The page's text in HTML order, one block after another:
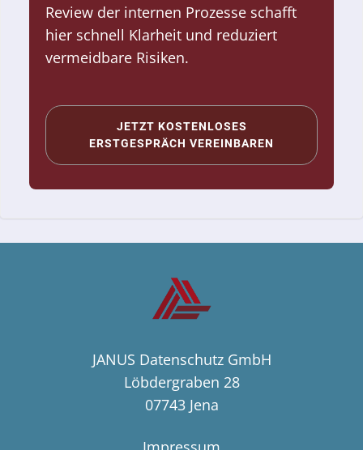
Review der internen Prozesse schafft
hier schnell Klarheit und reduziert
vermeidbare Risiken.
JETZT KOSTENLOSES
ERSTGESPRÄCH VEREINBAREN
JANUS Datenschutz GmbH
Löbdergraben 28
07743 Jena